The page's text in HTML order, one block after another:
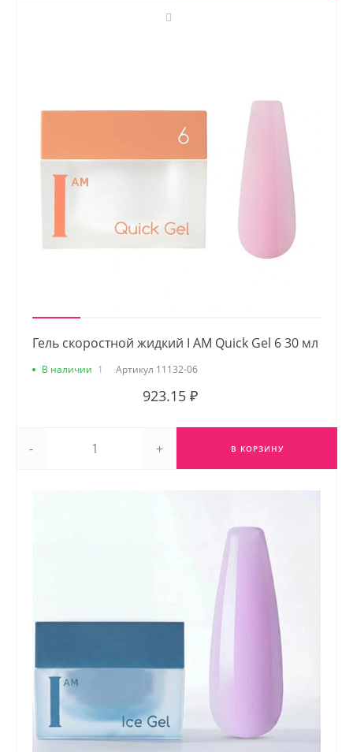
Гель скоростной жидкий I AM Quick Gel 6 30 мл
В наличии 1 Артикул 11132-06
923.15 ₽
- + В КОРЗИНУ